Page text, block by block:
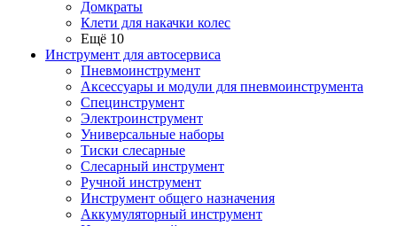
Домкраты
Клети для накачки колес
Ещё 10
Инструмент для автосервиса
Пневмоинструмент
Аксессуары и модули для пневмоинструмента
Специнструмент
Электроинструмент
Универсальные наборы
Тиски слесарные
Слесарный инструмент
Ручной инструмент
Инструмент общего назначения
Аккумуляторный инструмент